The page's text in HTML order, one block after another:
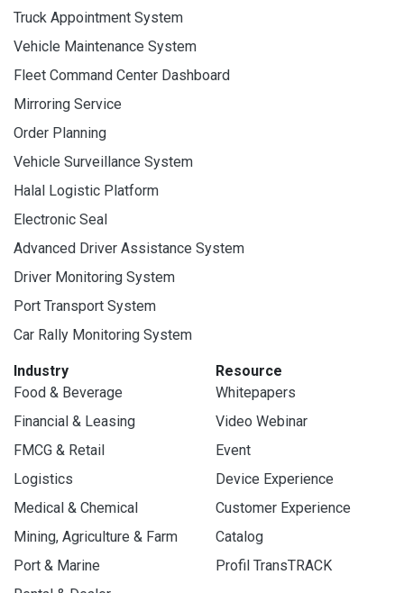
Truck Appointment System
Vehicle Maintenance System
Fleet Command Center Dashboard
Mirroring Service
Order Planning
Vehicle Surveillance System
Halal Logistic Platform
Electronic Seal
Advanced Driver Assistance System
Driver Monitoring System
Port Transport System
Car Rally Monitoring System
Industry
Food & Beverage
Financial & Leasing
FMCG & Retail
Logistics
Medical & Chemical
Mining, Agriculture & Farm
Port & Marine
Resource
Whitepapers
Video Webinar
Event
Device Experience
Customer Experience
Catalog
Profil TransTRACK